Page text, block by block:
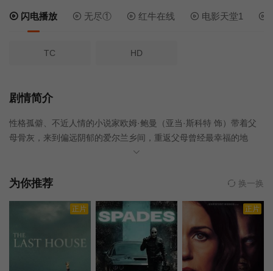
闪电播放 无尽① 红牛在线 电影天堂1
TC HD
剧情简介
性格孤僻、不近人情的小说家欧姆·鲍曼（亚当·斯科特 饰）带着父
母骨灰，来到偏远阴郁的爱尔兰乡间，重返父母曾经最幸福的地
方。他入住父母当年度蜜月的古老旅馆，却被旅馆员工告知，这间
房”，而那间套房早就被封锁并列为禁区，所有人都被警告绝对不能
也逐渐产生诡异幻觉，仿佛那个传说正渗入他的思绪，将他一步步
拖入潜伏着超自然能量的噩梦深渊……
为你推荐 换一换
正片 正片